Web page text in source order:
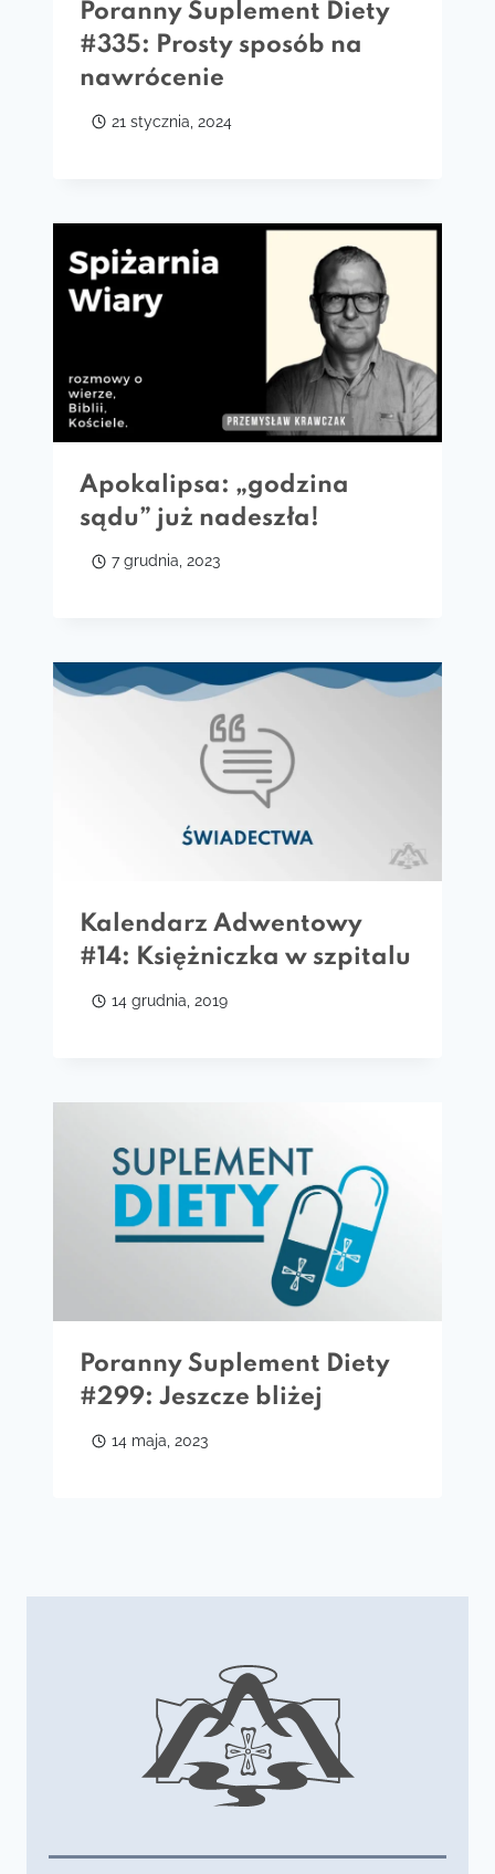
Poranny Suplement Diety
#335: Prosty sposób na
nawrócenie
21 stycznia, 2024
Apokalipsa: „godzina
sądu” już nadeszła!
7 grudnia, 2023
Kalendarz Adwentowy
#14: Księżniczka w szpitalu
14 grudnia, 2019
Poranny Suplement Diety
#299: Jeszcze bliżej
14 maja, 2023